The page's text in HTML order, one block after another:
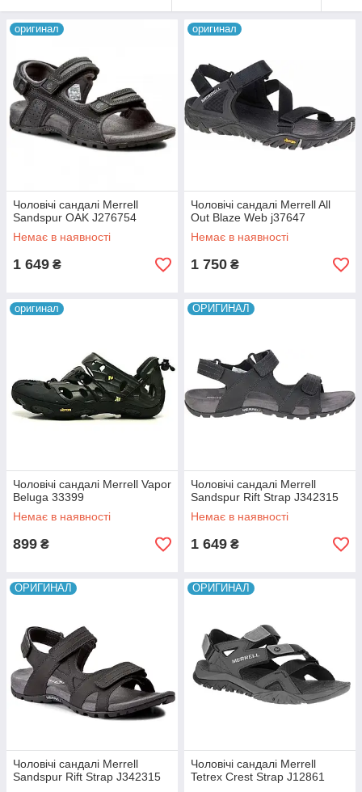
оригинал
Чоловічі сандалі Merrell
Sandspur OAK J276754
Немає в наявності
1 649 ₴
оригинал
Чоловічі сандалі Merrell All
Out Blaze Web j37647
Немає в наявності
1 750 ₴
оригинал
Чоловічі сандалі Merrell Vapor
Beluga 33399
Немає в наявності
899 ₴
ОРИГИНАЛ
Чоловічі сандалі Merrell
Sandspur Rift Strap J342315
Немає в наявності
1 649 ₴
ОРИГИНАЛ
Чоловічі сандалі Merrell
Sandspur Rift Strap J342315
ОРИГИНАЛ
Чоловічі сандалі Merrell
Tetrex Crest Strap J12861